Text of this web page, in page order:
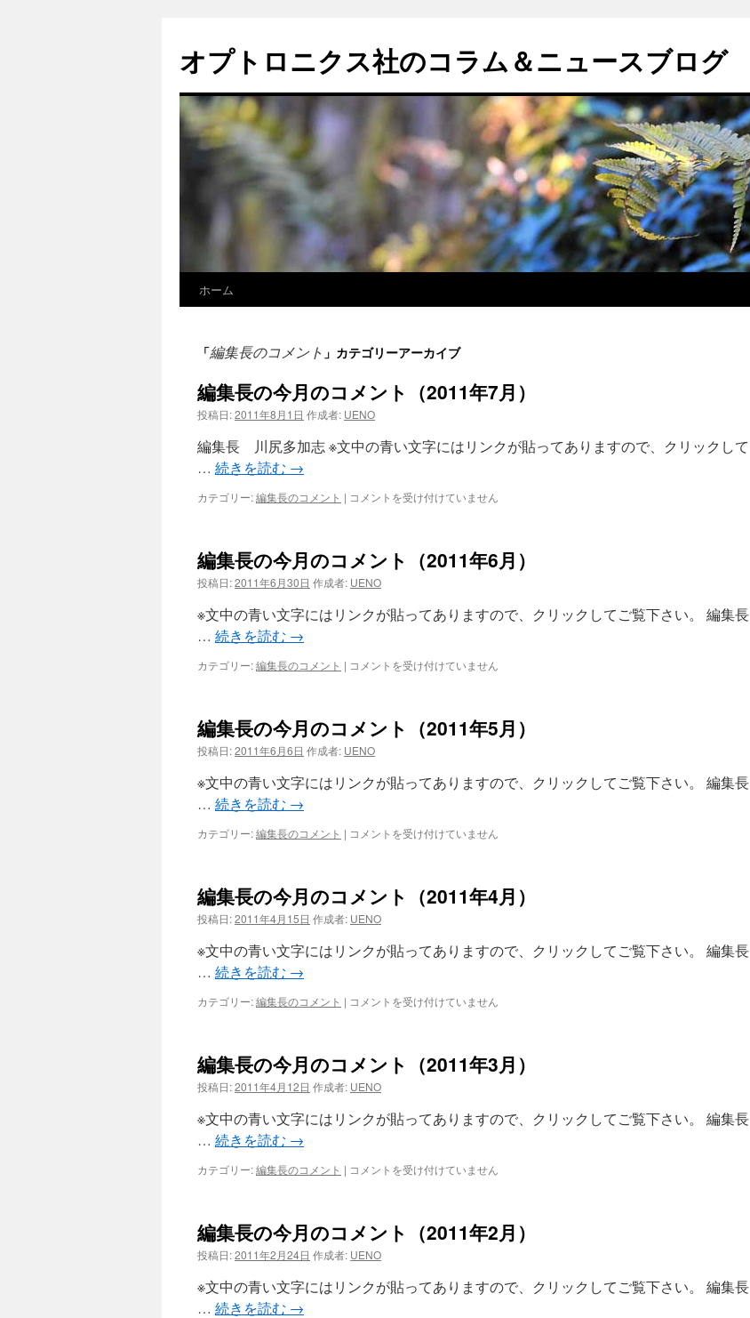
オプトロニクス社のコラム＆ニュースブログ
ン
へ
ッ
ホーム
「編集長のコメント 」カテゴリーアーカイブ
編集長の今月のコメント（2011年7月）
投稿日:2011年8月1日 作成者: UENO
編集長 川尻多加志 ※文中の青い文字にはリンクが貼ってありますので、クリックして
… 続きを読む →
カテゴリー:編集長のコメント | 編
今
月
の
コ
メ
（2011
月）
は
コメントを受け付けていません
編集長の今月のコメント（2011年6月）
投稿日:2011年6月30日 作成者: UENO
※文中の青い文字にはリンクが貼ってありますので、クリックしてご覧下さい。 編集長
… 続きを読む →
カテゴリー:編集長のコメント | 編
今
月
の
コ
メ
（2011
月）
は
コメントを受け付けていません
編集長の今月のコメント（2011年5月）
投稿日:2011年6月6日 作成者: UENO
※文中の青い文字にはリンクが貼ってありますので、クリックしてご覧下さい。 編集長
… 続きを読む →
カテゴリー:編集長のコメント | 編
今
月
の
コ
メ
（2011
月）
は
コメントを受け付けていません
編集長の今月のコメント（2011年4月）
投稿日:2011年4月15日 作成者: UENO
※文中の青い文字にはリンクが貼ってありますので、クリックしてご覧下さい。 編集長
… 続きを読む →
カテゴリー:編集長のコメント | 編
今
月
の
コ
メ
（2011
月）
は
コメントを受け付けていません
編集長の今月のコメント（2011年3月）
投稿日:2011年4月12日 作成者: UENO
※文中の青い文字にはリンクが貼ってありますので、クリックしてご覧下さい。 編集長
… 続きを読む →
カテゴリー:編集長のコメント | 編
今
月
の
コ
メ
コメントを受け付けていません
編集長の今月のコメント（2011年2月）
投稿日:2011年2月24日 作成者: UENO
※文中の青い文字にはリンクが貼ってありますので、クリックしてご覧下さい。 編集長
… 続きを読む →